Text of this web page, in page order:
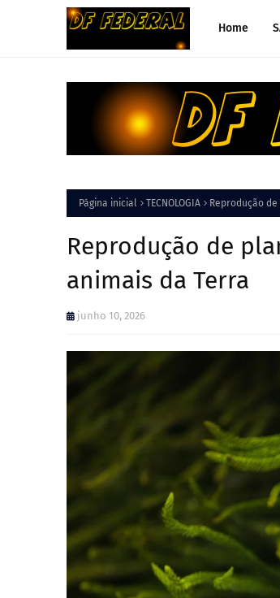
Home
Página inicial TECNOLOGIA Reprodução
Reprodução de
animais da Terra
junho 10, 2026